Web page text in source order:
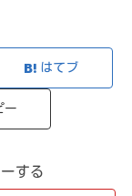
はてブ
ー
する